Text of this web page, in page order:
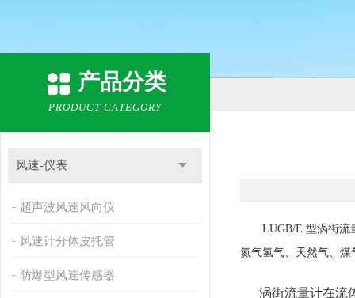
产品分类
PRODUCT CATEGORY
风速-仪表
超声波风速风向仪
风速计分体皮托管
防爆型风速传感器
LUGB/E 型涡街流量
氮气氢气、天然气、
涡街流量计在流